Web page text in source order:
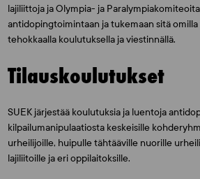
lajiliittoja ja Olympia- ja
antidopingtoimintaan ja tukemaan sitä
tehokkaalla koulutuksella ja viestinnällä.
Tilauskoulutukset
SUEK järjestää koulutuksia ja luentoja
kilpailumanipulaatiosta keskeisille
urheilijoille, huipulle tähtääville nuorille
lajiliitoille ja eri oppilaitoksille.